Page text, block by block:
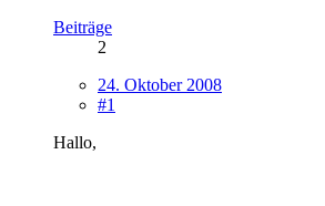
Beiträge
2
24. Oktober 2008
#1
Hallo,